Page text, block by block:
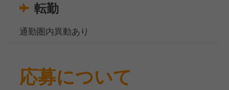
転勤
通勤圏内異動あり
応募について